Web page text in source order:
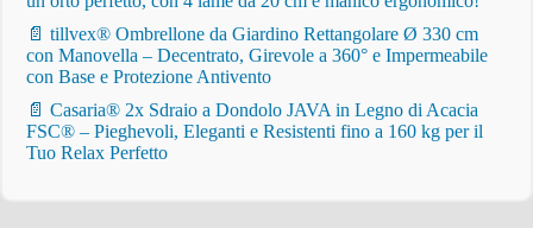
📄 tillvex® Ombrellone da Giardino Rettangolare Ø 330 cm
con Manovella – Decentrato, Girevole a 360° e Impermeabile
con Base e Protezione Antivento
📄 Casaria® 2x Sdraio a Dondolo JAVA in Legno di Acacia
FSC® – Pieghevoli, Eleganti e Resistenti fino a 160 kg per il
Tuo Relax Perfetto